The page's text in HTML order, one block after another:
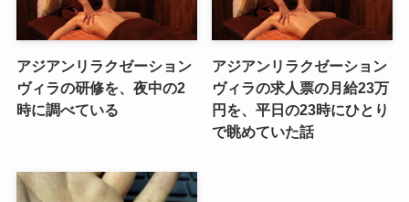
アジアンリラクゼーション
ヴィラの研修を、夜中の2
時に調べている
アジアンリラクゼーション
ヴィラの求人票の月給23万
円を、平日の23時にひとり
で眺めていた話